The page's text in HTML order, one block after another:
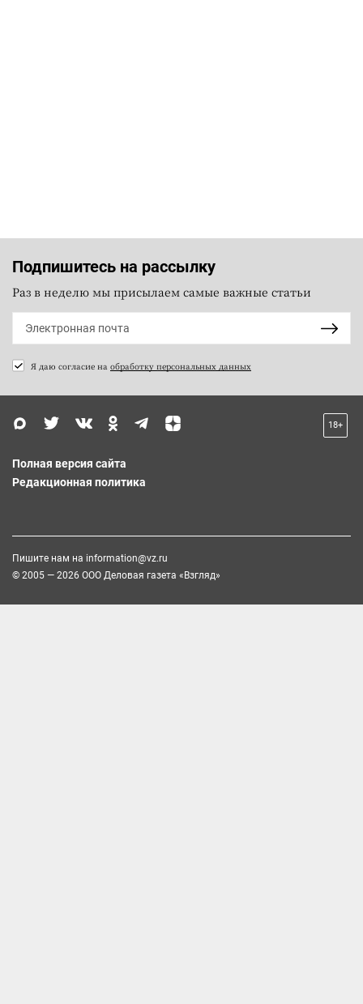
Подпишитесь на рассылку
Раз в неделю мы присылаем самые важные статьи
Я даю согласие на обработку персональных данных
18+
Полная версия сайта
Редакционная политика
Пишите нам на information@vz.ru
© 2005 — 2026 ООО Деловая газета «Взгляд»